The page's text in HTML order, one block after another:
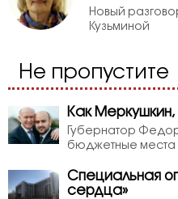
Новый
Кузьминой
Не пропустите
Как Меркушкин,
Губернатор
бюджетные места
Специальная
сердца»